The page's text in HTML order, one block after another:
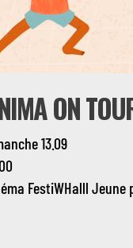
ON
13.09
FestiWHalll Jeune